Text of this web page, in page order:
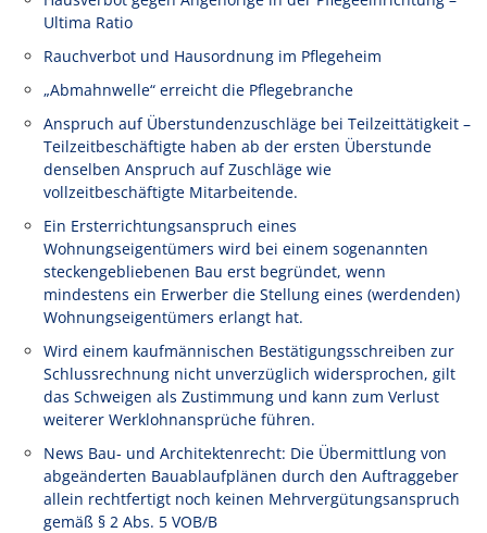
Ultima Ratio
Rauchverbot und Hausordnung im Pflegeheim
„Abmahnwelle“ erreicht die Pflegebranche
Anspruch auf Überstundenzuschläge bei Teilzeittätigkeit –
Teilzeitbeschäftigte haben ab der ersten Überstunde
denselben Anspruch auf Zuschläge wie
vollzeitbeschäftigte Mitarbeitende.
Ein Ersterrichtungsanspruch eines
Wohnungseigentümers wird bei einem sogenannten
steckengebliebenen Bau erst begründet, wenn
mindestens ein Erwerber die Stellung eines (werdenden)
Wohnungseigentümers erlangt hat.
Wird einem kaufmännischen Bestätigungsschreiben zur
Schlussrechnung nicht unverzüglich widersprochen, gilt
das Schweigen als Zustimmung und kann zum Verlust
weiterer Werklohnansprüche führen.
News Bau- und Architektenrecht: Die Übermittlung von
abgeänderten Bauablaufplänen durch den Auftraggeber
allein rechtfertigt noch keinen Mehrvergütungsanspruch
gemäß § 2 Abs. 5 VOB/B